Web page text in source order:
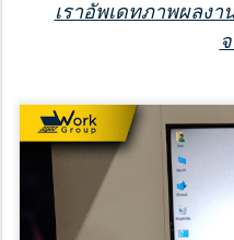
เราอัพเดทภาพผลง